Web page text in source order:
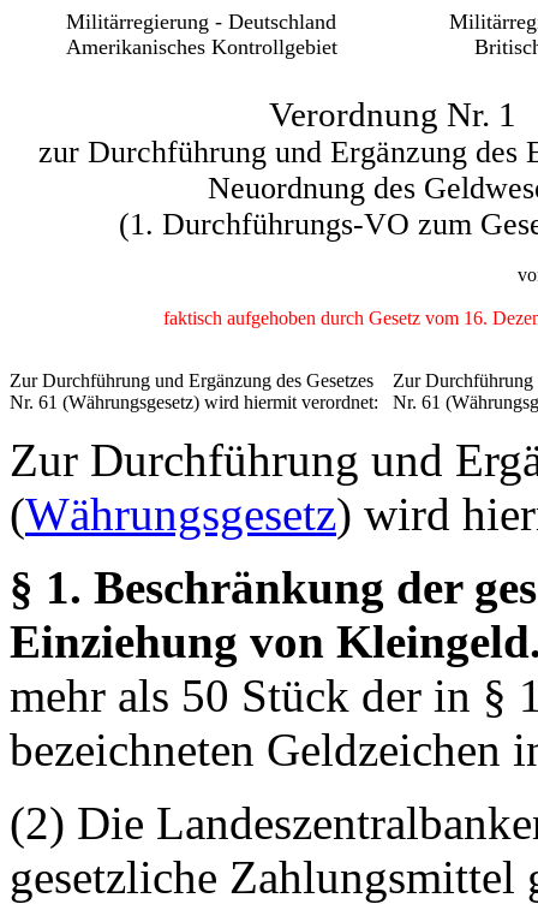
Militärregierung - Deutschland
Amerikanisches Kontrollgebiet
Verordnung Nr. 1
zur Durchführung und Ergänzung des
Neuordnung des
(1. Durchführungs-VO zum
faktisch aufgehoben durch Gesetz vom 16.
Zur Durchführung und Ergänzung des Gesetzes
Nr. 61 (Währungsgesetz) wird hiermit verordnet:
Zur Durchführung
Nr. 61
Zur Durchführung und
(Währungsgesetz) wird
§ 1. Beschränkung der
Einziehung von
mehr als 50 Stück der in §
bezeichneten Geldzeichen
(2) Die
gesetzliche Zahlungsmittel